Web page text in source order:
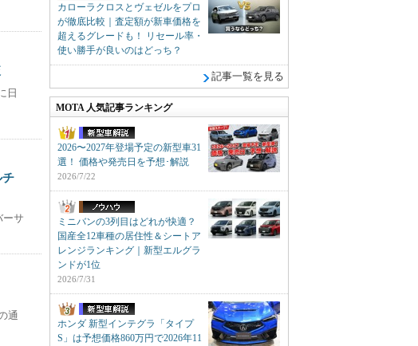
日
チ
ーサ
通
カローラクロスとヴェゼルをプロ
が徹底比較｜査定額が新車価格を
超えるグレードも！ リセール率・
使い勝手が良いのはどっち？
記事一覧を見る
MOTA 人気記事ランキング
2026〜2027年登場予定の新型車31
選！ 価格や発売日を予想･解説
2026/7/22
ミニバンの3列目はどれが快適？
国産全12車種の居住性＆シートア
レンジランキング｜新型エルグラ
ンドが1位
2026/7/31
ホンダ 新型インテグラ「タイプ
S」は予想価格860万円で2026年11